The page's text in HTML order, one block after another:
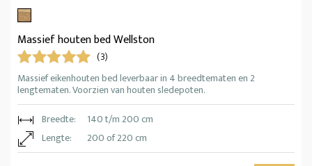
Massief houten bed Wellston
(3)
Massief eikenhouten bed leverbaar in 4 breedtematen en 2
lengtematen. Voorzien van houten sledepoten.
Breedte:
140 t/m 200 cm
Lengte:
200 of 220 cm